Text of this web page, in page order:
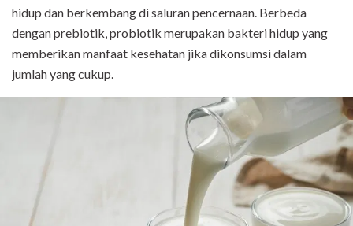
hidup dan berkembang di saluran pencernaan. Berbeda
dengan prebiotik, probiotik merupakan bakteri hidup yang
memberikan manfaat kesehatan jika dikonsumsi dalam
jumlah yang cukup.